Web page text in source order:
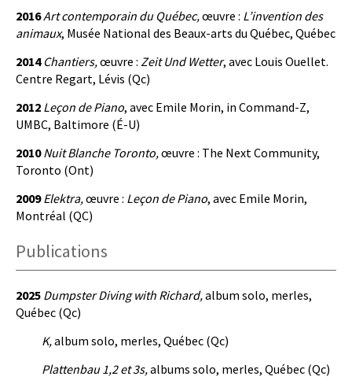
2016Art contemporain du Québec,œuvre : L’invention des
animaux, Musée National des Beaux-arts du Québec, Québec
2014 Chantiers,œuvre : Zeit Und Wetter, avec Louis Ouellet.
Centre Regart, Lévis (Qc)
2012 Leçon de Piano, avec Emile Morin, in Command-Z,
UMBC, Baltimore (É-U)
2010Nuit Blanche Toronto,œuvre : The Next Community,
Toronto (Ont)
2009Elektra,œuvre : Leçon de Piano, avec Emile Morin,
Montréal (QC)
Publications
2025 Dumpster Diving with Richard,album solo, merles,
Québec (Qc)
K,album solo, merles, Québec (Qc)
Plattenbau 1,2 et 3s,albums solo, merles, Québec (Qc)